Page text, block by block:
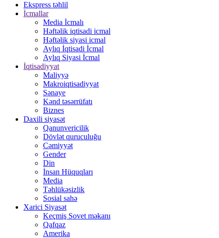
Ekspress təhlil
İcmallar
Media İcmalı
Həftəlik iqtisadi icmal
Həftəlik siyasi icmal
Aylıq İqtisadi İcmal
Aylıq Siyasi İcmal
İqtisadiyyat
Maliyyə
Makroiqtisadiyyat
Sənaye
Kənd təsərrüfatı
Biznes
Daxili siyasət
Qanunvericilik
Dövlət quruculuğu
Cəmiyyət
Gender
Din
İnsan Hüquqları
Media
Təhlükəsizlik
Sosial sahə
Xarici Siyasət
Keçmiş Sovet məkanı
Qafqaz
Amerika